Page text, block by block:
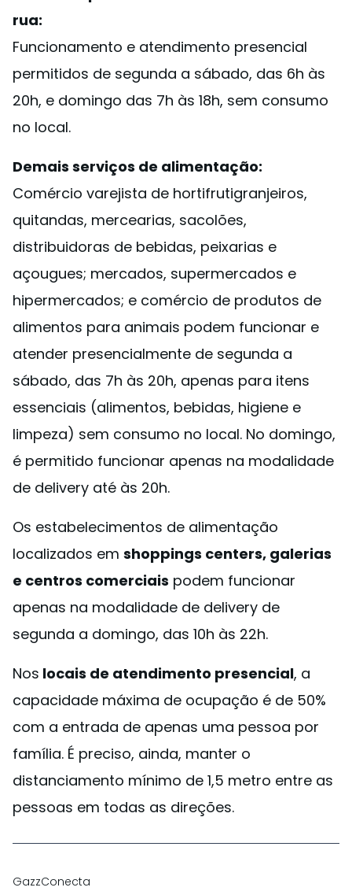
rua:
Funcionamento e atendimento presencial
permitidos de segunda a sábado, das 6h às
20h, e domingo das 7h às 18h, sem consumo
no local.
Demais serviços de alimentação:
Comércio varejista de hortifrutigranjeiros,
quitandas, mercearias, sacolões,
distribuidoras de bebidas, peixarias e
açougues; mercados, supermercados e
hipermercados; e comércio de produtos de
alimentos para animais podem funcionar e
atender presencialmente de segunda a
sábado, das 7h às 20h, apenas para itens
essenciais (alimentos, bebidas, higiene e
limpeza) sem consumo no local. No domingo,
é permitido funcionar apenas na modalidade
de delivery até às 20h.
Os estabelecimentos de alimentação
localizados em shoppings centers, galerias
e centros comerciais podem funcionar
apenas na modalidade de delivery de
segunda a domingo, das 10h às 22h.
Nos locais de atendimento presencial, a
capacidade máxima de ocupação é de 50%
com a entrada de apenas uma pessoa por
família. É preciso, ainda, manter o
distanciamento mínimo de 1,5 metro entre as
pessoas em todas as direções.
GazzConecta